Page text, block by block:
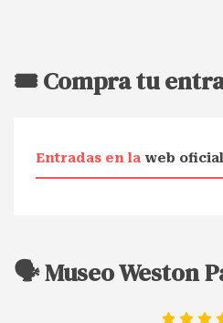
🎟️ Compra tu
Entradas en la web oficial
🗣️ Museo Weston